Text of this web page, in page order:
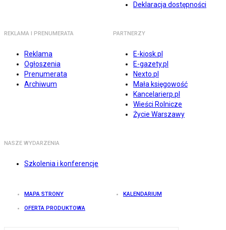
Deklaracja dostępności
REKLAMA I PRENUMERATA
Reklama
Ogłoszenia
Prenumerata
Archiwum
PARTNERZY
E-kiosk.pl
E-gazety.pl
Nexto.pl
Mała księgowość
Kancelarierp.pl
Wieści Rolnicze
Życie Warszawy
NASZE WYDARZENIA
Szkolenia i konferencje
MAPA STRONY KALENDARIUM
OFERTA PRODUKTOWA